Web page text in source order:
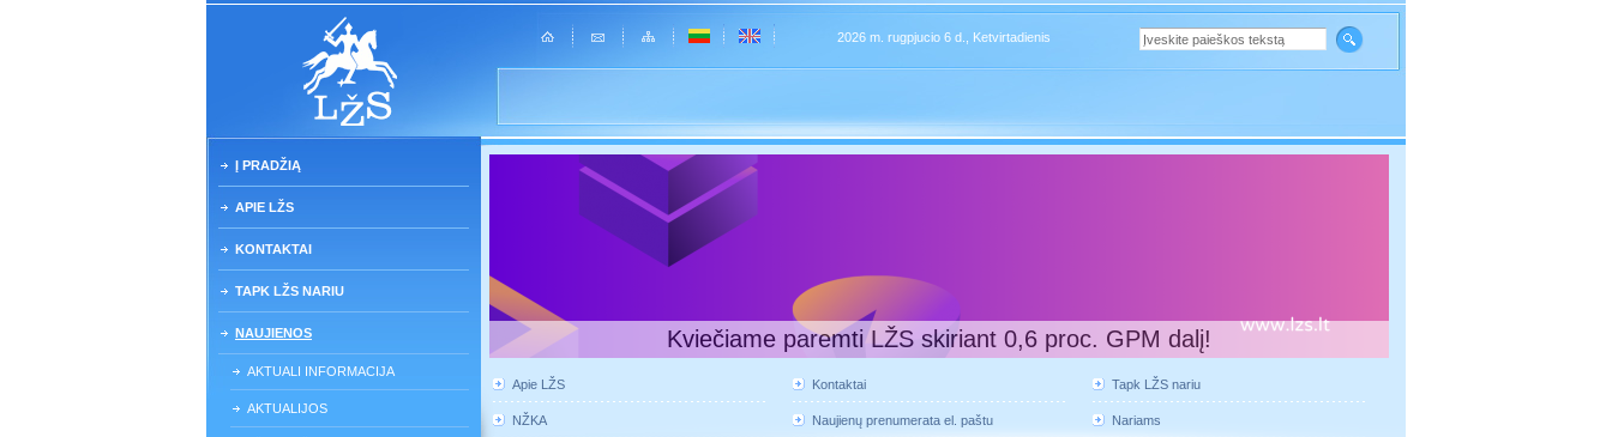
2026 m. rugpjucio 6 d., Ketvirtadienis
Į PRADŽIĄ
APIE LŽS
KONTAKTAI
TAPK LŽS NARIU
NAUJIENOS
AKTUALI INFORMACIJA
AKTUALIJOS
Kviečiame paremti LŽS skiriant 0,6 proc. GPM dalį!
Apie LŽS Kontaktai Tapk LŽS nariu
NŽKA Naujienų prenumerata el. paštu Nariams